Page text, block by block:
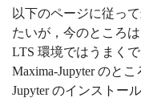
以下のページに従っ
たいが，今のところ
LTS 環境ではうまく
Maxima-Jupyter のと
Jupyter のインストー